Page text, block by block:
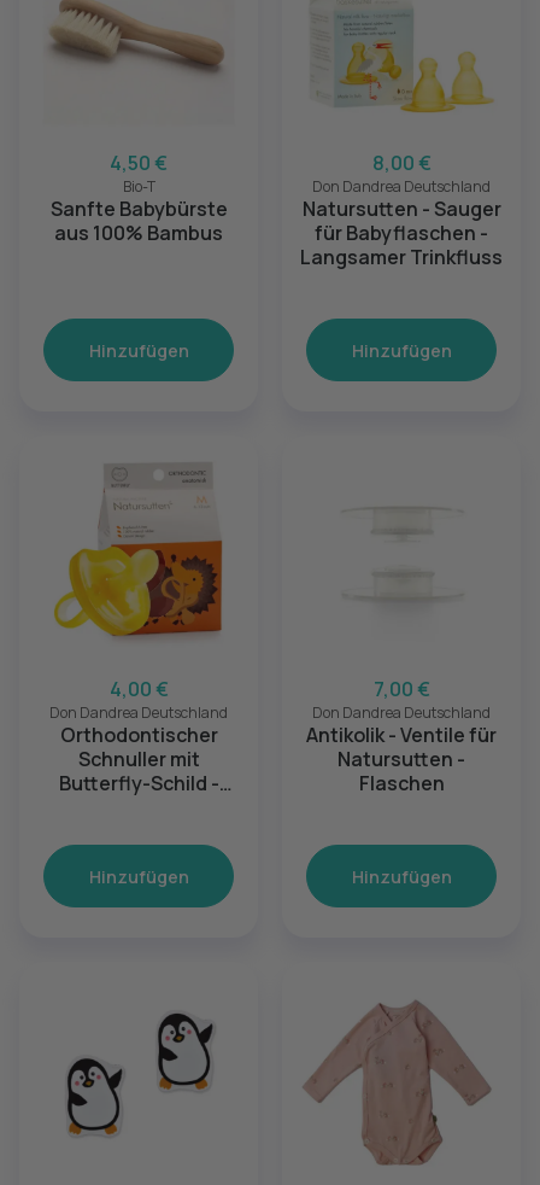
4,50 €
Bio-T
Sanfte Babybürste
aus 100% Bambus
Hinzufügen
8,00 €
Don Dandrea Deutschland
Natursutten - Sauger
für Babyflaschen -
Langsamer Trinkfluss
Hinzufügen
4,00 €
Don Dandrea Deutschland
Orthodontischer
Schnuller mit
Butterfly-Schild -
Hinzufügen
7,00 €
Don Dandrea Deutschland
Antikolik - Ventile für
Natursutten -
Flaschen
Hinzufügen